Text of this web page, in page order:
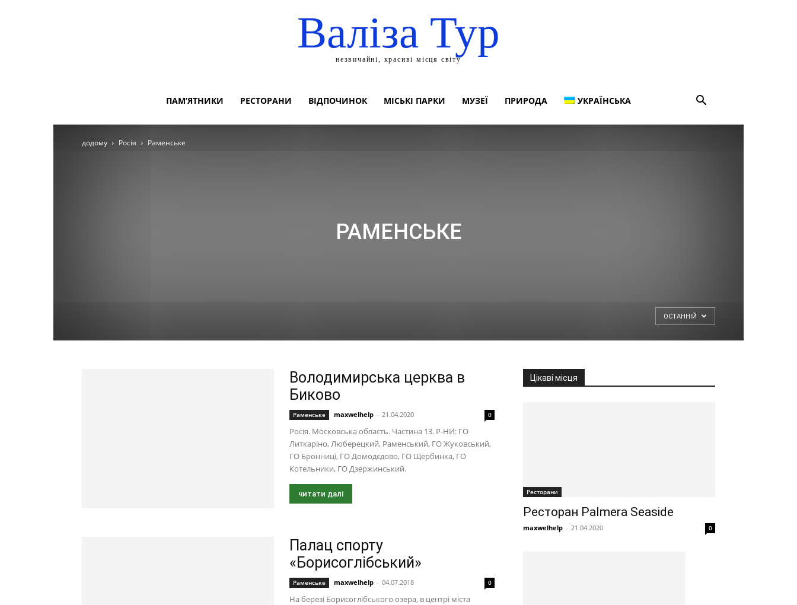
Валіза Тур
незвичайні, красиві місця світу
ПАМ’ЯТНИКИ РЕСТОРАНИ ВІДПОЧИНОК МІСЬКІ ПАРКИ МУЗЕЇ ПРИРОДА УКРАЇНСЬКА
додому Росія Раменське
РАМЕНСЬКЕ
ОСТАННІЙ
Володимирська церква в
Биково
Раменське maxwelhelp - 21.04.2020 0
Росія. Московська область. Частина 13. Р-НИ: ГО
Литкаріно, Люберецкий, Раменський, ГО Жуковський,
ГО Бронниці, ГО Домодєдово, ГО Щербинка, ГО
Котельники, ГО Дзержинський.
читати далі
Палац спорту
«Борисоглібський»
Раменське maxwelhelp - 04.07.2018 0
На березі Борисоглібського озера, в центрі міста
Цікаві місця
Ресторани
Ресторан Palmera Seaside
maxwelhelp - 21.04.2020 0